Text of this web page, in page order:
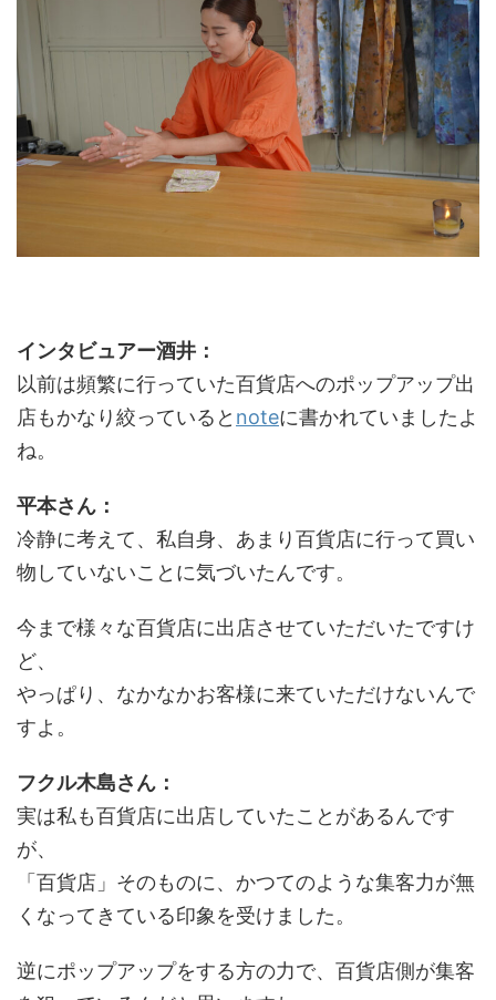
インタビュアー酒井：
以前は頻繁に行っていた百貨店へのポップアップ出
店もかなり絞っていると noteに書かれていましたよ
ね。
平本さん：
冷静に考えて、私自身、あまり百貨店に行って買い
物していないことに気づいたんです。
今まで様々な百貨店に出店させていただいたですけ
ど、
やっぱり、なかなかお客様に来ていただけないんで
すよ。
フクル木島さん：
実は私も百貨店に出店していたことがあるんです
が、
「百貨店」そのものに、かつてのような集客力が無
くなってきている印象を受けました。
逆にポップアップをする方の力で、百貨店側が集客